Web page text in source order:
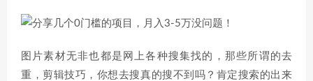
图片素材无非也都是网上各种搜集找的，那些所谓的去
重，剪辑技巧，你想去搜真的搜不到吗？肯定搜索的出来